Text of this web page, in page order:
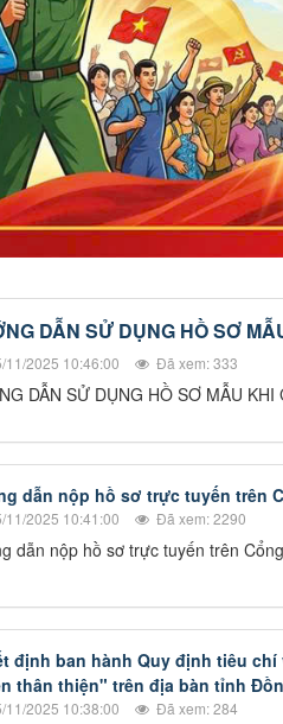
DẪN SỬ DỤNG HỒ SƠ
11/2025 10:46:00 Đã xem: 333
DẪN SỬ DỤNG HỒ SƠ MẪU
dẫn nộp hồ sơ trực tuyến trên
11/2025 10:41:00 Đã xem: 2290
dẫn nộp hồ sơ trực tuyến trên
định ban hành Quy định tiêu
thân thiện" trên địa bàn tỉnh
11/2025 10:38:00 Đã xem: 284